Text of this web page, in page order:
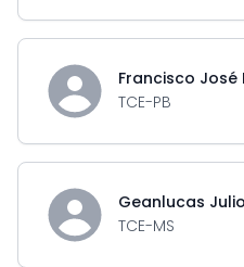
Francisco José
TCE-PB
Geanlucas
TCE-MS